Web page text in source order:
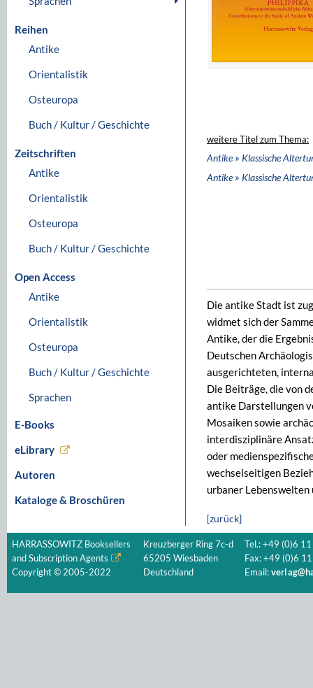
Reihen
Antike
Orientalistik
Osteuropa
Buch / Kultur / Geschichte
Zeitschriften
Antike
Orientalistik
Osteuropa
Buch / Kultur / Geschichte
Open Access
Antike
Orientalistik
Osteuropa
Buch / Kultur / Geschichte
Sprachen
E-Books
eLibrary
Autoren
Kataloge & Broschüren
weitere Titel zum Thema:
Antike» Klassische
Antike» Klassische
Die antike Stadt ist
widmet sich der
Antike, der die
Deutschen
ausgerichteten,
Die Beiträge, die von
antike Darstellungen
Mosaiken sowie
interdisziplinäre
oder
wechselseitigen
urbaner
[zurück]
HARRASSOWITZ Booksellers
and Subscription Agents
Copyright © 2005-2022
Kreuzberger Ring 7c-d
65205 Wiesbaden
Deutschland
Tel.: +49 (0)6
Fax: +49 (0)6
Email: